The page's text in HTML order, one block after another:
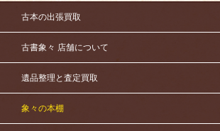
古本の出張買取
古書象々 店舗について
遺品整理と査定買取
象々の本棚